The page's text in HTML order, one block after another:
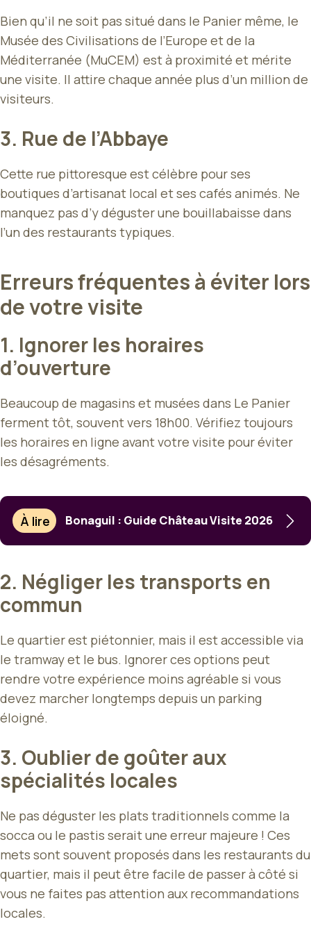
Bien qu’il ne soit pas situé dans le Panier même, le
Musée des Civilisations de l’Europe et de la
Méditerranée (MuCEM) est à proximité et mérite
une visite. Il attire chaque année plus d’un million de
visiteurs.
3. Rue de l’Abbaye
Cette rue pittoresque est célèbre pour ses
boutiques d’artisanat local et ses cafés animés. Ne
manquez pas d’y déguster une bouillabaisse dans
l’un des restaurants typiques.
Erreurs fréquentes à éviter lors
de votre visite
1. Ignorer les horaires
d’ouverture
Beaucoup de magasins et musées dans Le Panier
ferment tôt, souvent vers 18h00. Vérifiez toujours
les horaires en ligne avant votre visite pour éviter
les désagréments.
À lire Bonaguil : Guide Château Visite 2026
2. Négliger les transports en
commun
Le quartier est piétonnier, mais il est accessible via
le tramway et le bus. Ignorer ces options peut
rendre votre expérience moins agréable si vous
devez marcher longtemps depuis un parking
éloigné.
3. Oublier de goûter aux
spécialités locales
Ne pas déguster les plats traditionnels comme la
socca ou le pastis serait une erreur majeure ! Ces
mets sont souvent proposés dans les restaurants du
quartier, mais il peut être facile de passer à côté si
vous ne faites pas attention aux recommandations
locales.